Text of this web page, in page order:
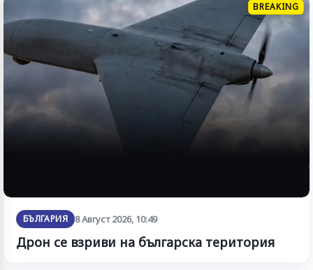
BREAKING
БЪЛГАРИЯ 8 Август 2026, 10:49
Дрон се взриви на българска територия